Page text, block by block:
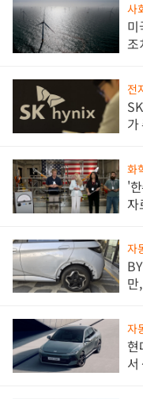
사
미
조
전
가
화
'
자
자
만
자
현
서